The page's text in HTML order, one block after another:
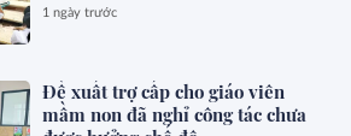
1 ngày trước
Đề xuất trợ cấp cho giáo viên
mầm non đã nghỉ công tác chưa